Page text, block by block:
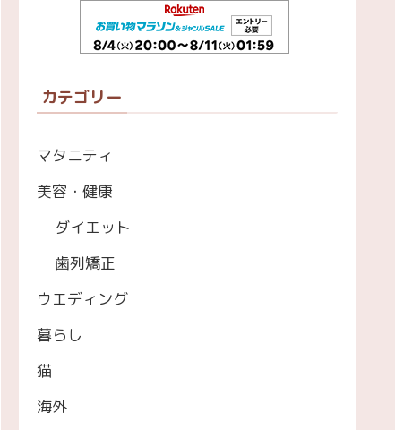
カテゴリー
マタニティ
美容・健康
ダイエット
歯列矯正
ウエディング
暮らし
猫
海外